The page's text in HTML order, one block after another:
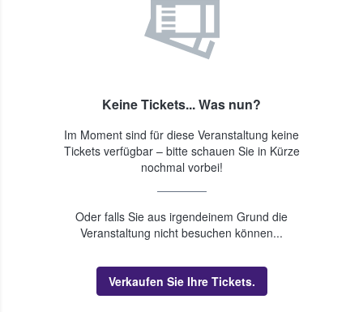
Keine Tickets... Was nun?
Im Moment sind für diese Veranstaltung keine
Tickets verfügbar – bitte schauen Sie in Kürze
nochmal vorbei!
Oder falls Sie aus irgendeinem Grund die
Veranstaltung nicht besuchen können...
Verkaufen Sie Ihre Tickets.